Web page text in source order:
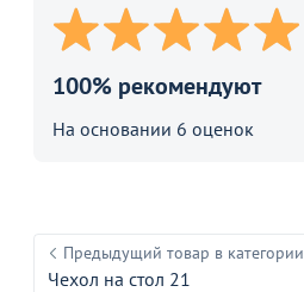
100% рекомендуют
На основании 6 оценок
Предыдущий товар в категории
Чехол на стол 21